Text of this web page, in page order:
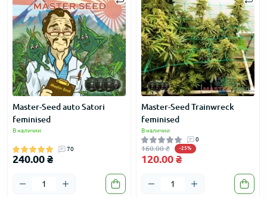
Master-Seed auto Satori
feminised
В наличии
70
240.00 ₴
Master-Seed Trainwreck
feminised
В наличии
0
160.00 ₴ -25%
120.00 ₴